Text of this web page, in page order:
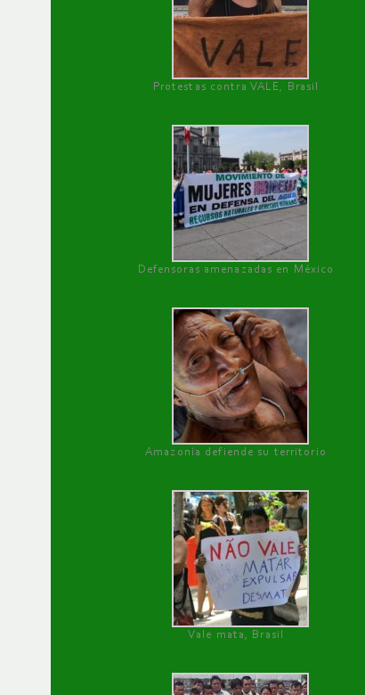
Protestas contra VALE, Brasil
Defensoras amenazadas en México
Amazonía defiende su territorio
Vale mata, Brasil